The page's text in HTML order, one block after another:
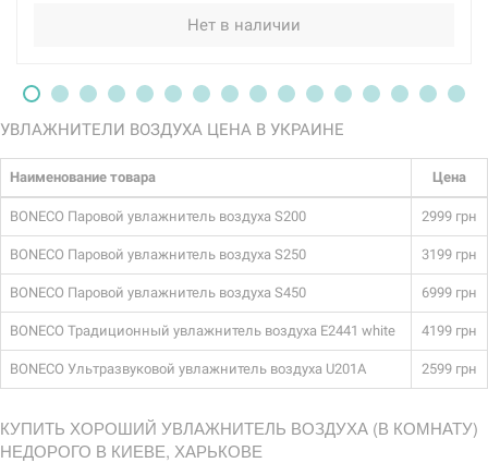
Нет в наличии
УВЛАЖНИТЕЛИ ВОЗДУХА ЦЕНА В УКРАИНЕ
Наименование товара Цена
BONECO Паровой увлажнитель воздуха S200 2999 грн
BONECO Паровой увлажнитель воздуха S250 3199 грн
BONECO Паровой увлажнитель воздуха S450 6999 грн
BONECO Традиционный увлажнитель воздуха E2441 white 4199 грн
BONECO Ультразвуковой увлажнитель воздуха U201A 2599 грн
КУПИТЬ ХОРОШИЙ УВЛАЖНИТЕЛЬ ВОЗДУХА (В КОМНАТУ)
НЕДОРОГО В КИЕВЕ, ХАРЬКОВЕ